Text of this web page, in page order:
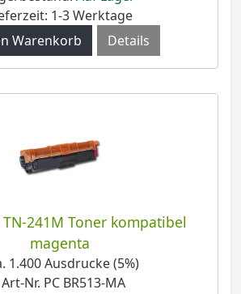
1-3 Werktage
Details
241M Toner kompatibel
magenta
1.400 Ausdrucke (5%)
Nr. PC BR513-MA